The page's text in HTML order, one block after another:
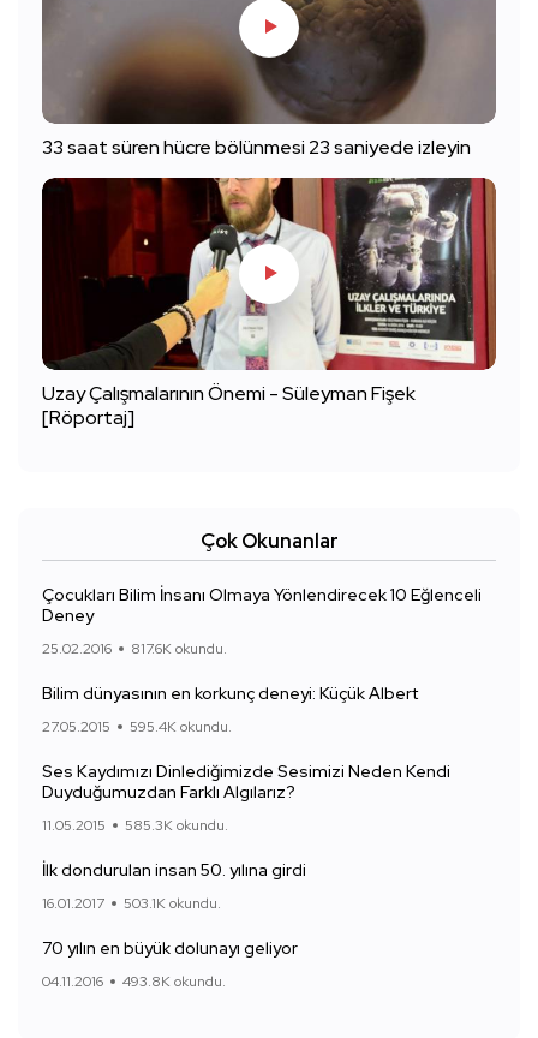
33 saat süren hücre bölünmesi 23 saniyede izleyin
Uzay Çalışmalarının Önemi - Süleyman Fişek
[Röportaj]
Çok Okunanlar
Çocukları Bilim İnsanı Olmaya Yönlendirecek 10 Eğlenceli
Deney
25.02.2016 817.6K okundu.
Bilim dünyasının en korkunç deneyi: Küçük Albert
27.05.2015 595.4K okundu.
Ses Kaydımızı Dinlediğimizde Sesimizi Neden Kendi
Duyduğumuzdan Farklı Algılarız?
11.05.2015 585.3K okundu.
İlk dondurulan insan 50. yılına girdi
16.01.2017 503.1K okundu.
70 yılın en büyük dolunayı geliyor
04.11.2016 493.8K okundu.